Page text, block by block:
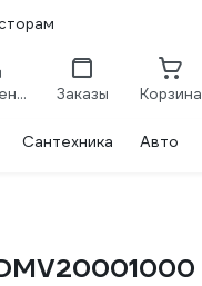
Сравнение Заказы Корзина
Сантехника Авто